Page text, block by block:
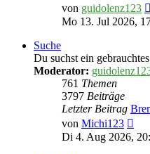
von guidolenz123
Mo 13. Jul 2026,
Suche
Du suchst ein
Moderator:
761 Themen
3797 Beiträge
Letzter Beitrag
von Michi123
Di 4. Aug 2026,